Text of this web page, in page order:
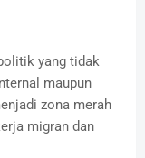
yang tidak
maupun
zona merah
migran dan